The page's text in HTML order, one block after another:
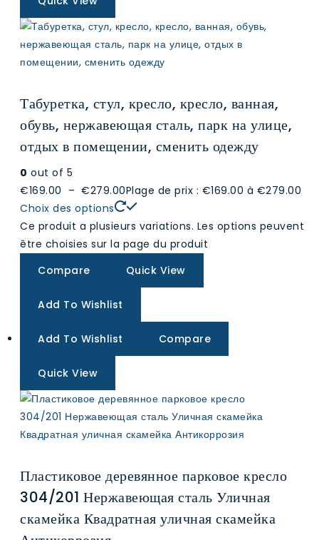
Табуретка, стул, кресло, кресло, ванная,
обувь, нержавеющая сталь, парк на улице,
отдых в помещении, сменить одежду
0 out of 5
€169.00 – €279.00Plage de prix : €169.00 à €279.00
Choix des options
Ce produit a plusieurs variations. Les options peuvent
être choisies sur la page du produit
Compare
Quick View
Add To Wishlist
Add To Wishlist Compare
Quick View
Пластиковое деревянное парковое кресло
304/201 Нержавеющая сталь Уличная
скамейка Квадратная уличная скамейка